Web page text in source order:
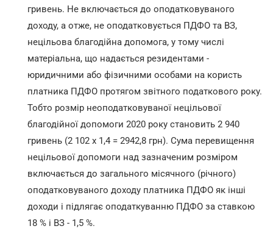
гривень. Не включається до оподатковуваного
доходу, а отже, не оподатковується ПДФО та ВЗ,
нецільова благодійна допомога, у тому числі
матеріальна, що надається резидентами -
юридичними або фізичними особами на користь
платника ПДФО протягом звітного податкового року.
Тобто розмір неоподатковуваної нецільової
благодійної допомоги 2020 року становить 2 940
гривень (2 102 х 1,4 = 2942,8 грн). Сума перевищення
нецільової допомоги над зазначеним розміром
включається до загального місячного (річного)
оподатковуваного доходу платника ПДФО як інші
доходи і підлягає оподаткуванню ПДФО за ставкою
18 % і ВЗ - 1,5 %.